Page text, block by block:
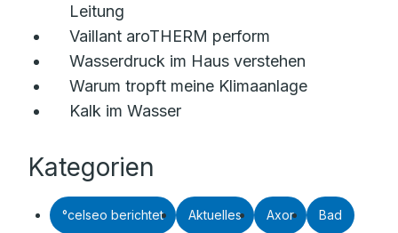
Leitung
Vaillant aroTHERM perform
Wasserdruck im Haus verstehen
Warum tropft meine Klimaanlage
Kalk im Wasser
Kategorien
°celseo berichtet Aktuelles Axor Bad